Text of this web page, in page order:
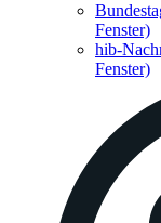
Fenster)
hib-
Fenster)